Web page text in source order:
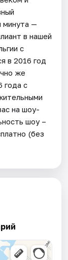
минута —
в нашей
с
в 2016 год
же
года с
на шоу-
шоу –
(без